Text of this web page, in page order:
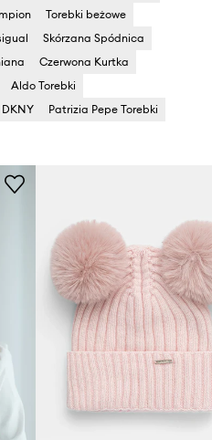
Torebki beżowe
Skórzana Spódnica
Czerwona Kurtka
Aldo Torebki
Patrizia Pepe Torebki